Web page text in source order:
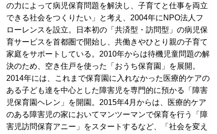
の力によって病児保育問題を解決し、子育てと仕事を両立
できる社会をつくりたい」と考え、2004年にNPO法人フ
ローレンスを設立。日本初の「共済型・訪問型」の病児保
育サービスを首都圏で開始し、共働きやひとり親の子育て
家庭をサポートしている。2010年からは待機児童問題の解
決のため、空き住戸を使った「おうち保育園」を展開。
2014年には、これまで保育園に入れなかった医療的ケアの
ある子ども達を中心とした障害児を専門的に預かる「障害
児保育園ヘレン」を開園。2015年4月からは、医療的ケア
のある障害児の家においてマンツーマンで保育を行う「障
害児訪問保育アニー」をスタートするなど、「社会を変え